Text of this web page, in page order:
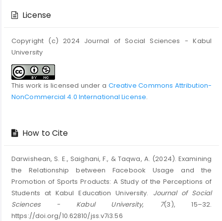
DetailsLicense
Copyright (c) 2024 Journal of Social Sciences - Kabul
University
This work is licensed under a Creative Commons Attribution-
NonCommercial 4.0 International License.
How to Cite
Darwishean, S. E., Saighani, F., & Taqwa, A. (2024). Examining
the Relationship between Facebook Usage and the
Promotion of Sports Products: A Study of the Perceptions of
Students at Kabul Education University. Journal of Social
Sciences - Kabul University, 7(3), 15–32.
https://doi.org/10.62810/jss.v7i3.56